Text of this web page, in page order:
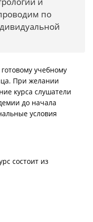
по
учебному
При желании
курса слушатели
до начала
условия
состоит из